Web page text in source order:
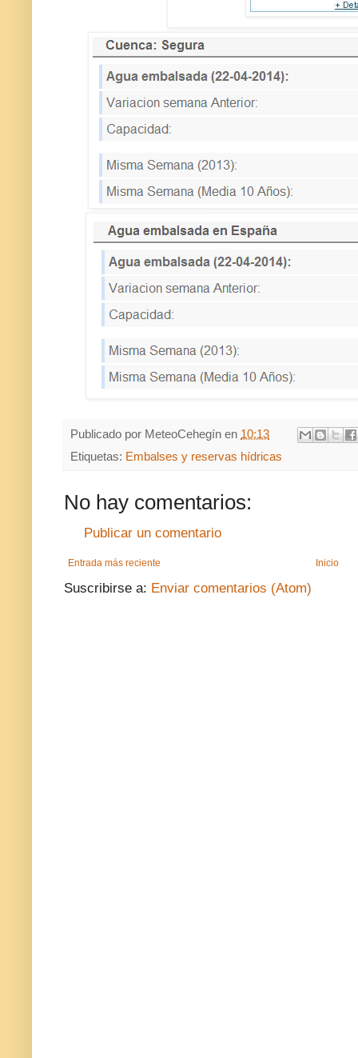
Publicado por MeteoCehegín en 10:13
Etiquetas: Embalses y reservas hídricas
No hay comentarios:
Publicar un comentario
Entrada más reciente Inicio
Suscribirse a: Enviar comentarios (Atom)